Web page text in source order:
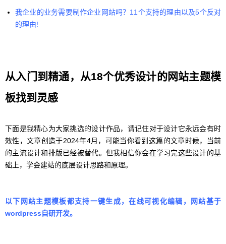
我企业的业务需要制作企业网站吗？11个支持的理由以及5个反对
的理由!
从入门到精通，从18个优秀设计的网站主题模
板找到灵感
下面是我精心为大家挑选的设计作品，请记住对于设计它永远会有时
效性，文章创造于2024年4月，可能当你看到这篇的文章时候，当前
的主流设计和排版已经被替代。但我相信你会在学习完这些设计的基
础上，学会建站的底层设计思路和原理。
以下网站主题模板都支持一键生成，在线可视化编辑，网站基于
wordpress自研开发。